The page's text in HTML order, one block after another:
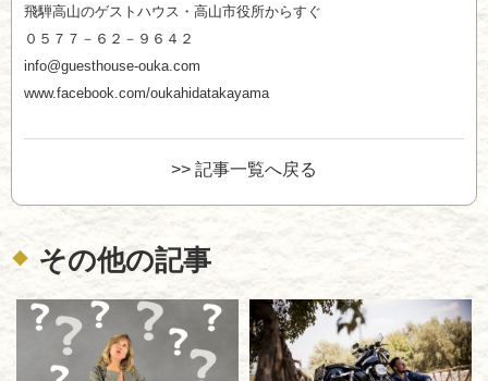
飛騨高山のゲストハウス・高山市役所からすぐ
０５７７－６２－９６４２
info@guesthouse-ouka.com
www.facebook.com/oukahidatakayama
>> 記事一覧へ戻る
その他の記事